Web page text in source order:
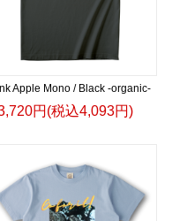
Apple Mono / Black -organic-
円(税込4,093円)